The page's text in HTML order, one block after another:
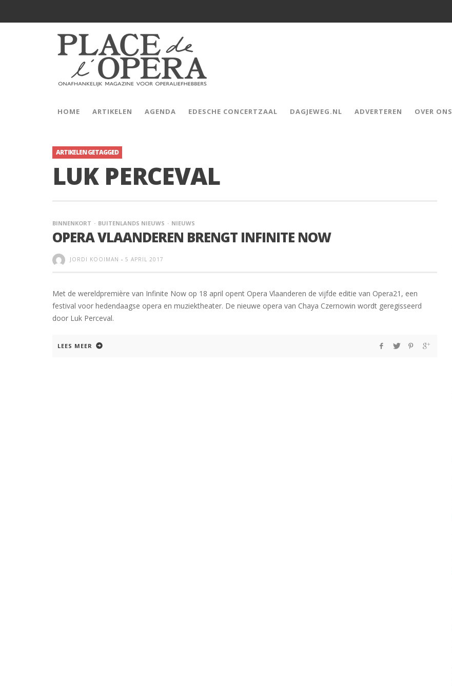
HOME ARTIKELEN AGENDA EDESCHE CONCERTZAAL DAGJEWEG.NL ADVERTEREN OVER ONS
ARTIKELEN GETAGGED
LUK PERCEVAL
BINNENKORT BUITENLANDS NIEUWS NIEUWS
OPERA VLAANDEREN BRENGT INFINITE NOW
JORDI KOOIMAN - 5 APRIL 2017
Met de wereldpremière van Infinite Now op 18 april opent Opera Vlaanderen de vijfde editie van Opera21, een
festival voor hedendaagse opera en muziektheater. De nieuwe opera van Chaya Czernowin wordt geregisseerd
door Luk Perceval.
LEES MEER